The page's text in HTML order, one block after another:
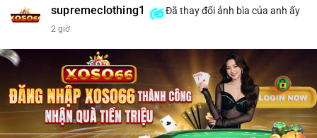
supremeclothing1 Đã thay đổi ảnh bìa của anh ấy
2 giờ